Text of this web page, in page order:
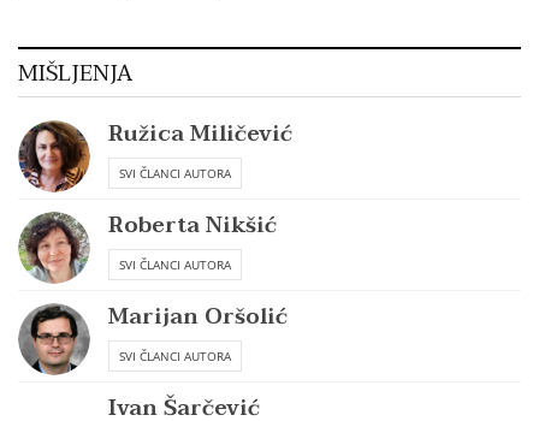
MIŠLJENJA
Ružica Miličević
SVI ČLANCI AUTORA
Roberta Nikšić
SVI ČLANCI AUTORA
Marijan Oršolić
SVI ČLANCI AUTORA
Ivan Šarčević